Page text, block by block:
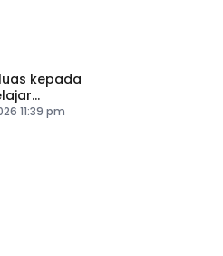
kepada
11:39 pm